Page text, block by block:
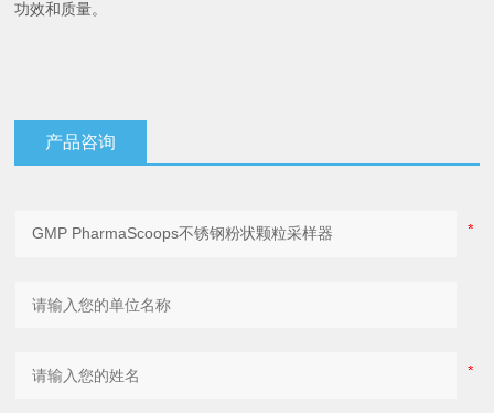
功效和质量。
产品咨询